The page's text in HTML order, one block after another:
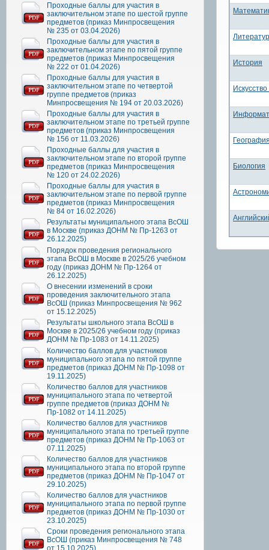
Проходные баллы для участия в
заключительном этапе по шестой группе
предметов (приказ Минпросвещения
№ 235 от 03.04.2026)
Проходные баллы для участия в
заключительном этапе по пятой группе
предметов (приказ Минпросвещения
№ 222 от 01.04.2026)
Проходные баллы для участия в
заключительном этапе по четвертой
группе предметов (приказ
Минпросвещения № 194 от 20.03.2026)
Проходные баллы для участия в
заключительном этапе по третьей группе
предметов (приказ Минпросвещения
№ 156 от 11.03.2026)
Проходные баллы для участия в
заключительном этапе по второй группе
предметов (приказ Минпросвещения
№ 120 от 24.02.2026)
Проходные баллы для участия в
заключительном этапе по первой группе
предметов (приказ Минпросвещения
№ 84 от 16.02.2026)
Результаты муниципального этапа ВсОШ
в Москве (приказ ДОНМ № Пр-1263 от
26.12.2025)
Порядок проведения регионального
этапа ВсОШ в Москве в 2025/26 учебном
году (приказ ДОНМ № Пр-1264 от
26.12.2025)
О внесении изменений в сроки
проведения заключительного этапа
ВсОШ (приказ Минпросвещения № 962
от 15.12.2025)
Результаты школьного этапа ВсОШ в
Москве в 2025/26 учебном году (приказ
ДОНМ № Пр-1083 от 14.11.2025)
Количество баллов для участников
муниципального этапа по пятой группе
предметов (приказ ДОНМ № Пр-1098 от
19.11.2025)
Количество баллов для участников
муниципального этапа по четвертой
группе предметов (приказ ДОНМ №
Пр-1082 от 14.11.2025)
Количество баллов для участников
муниципального этапа по третьей группе
предметов (приказ ДОНМ № Пр-1063 от
07.11.2025)
Количество баллов для участников
муниципального этапа по второй группе
предметов (приказ ДОНМ № Пр-1047 от
29.10.2025)
Количество баллов для участников
муниципального этапа по первой группе
предметов (приказ ДОНМ № Пр-1030 от
23.10.2025)
Сроки проведения регионального этапа
ВсОШ (приказ Минпросвещения № 748
от 15.10.2025)
История
Биология